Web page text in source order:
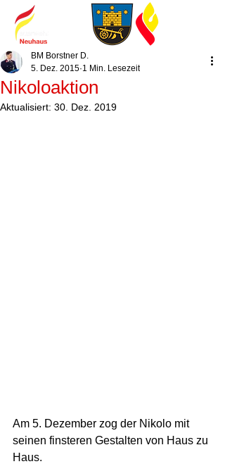
Nikoloaktion
BM Borstner D.
5. Dez. 2015 1 Min. Lesezeit
Aktualisiert: 30. Dez. 2019
Am 5. Dezember zog der Nikolo mit
seinen finsteren Gestalten von Haus zu
Haus.